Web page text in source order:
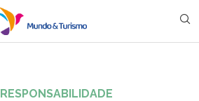
RESPONSABILIDADE